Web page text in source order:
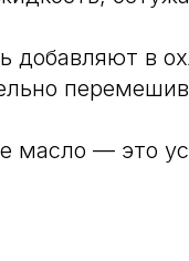
добавляют в
масло — это